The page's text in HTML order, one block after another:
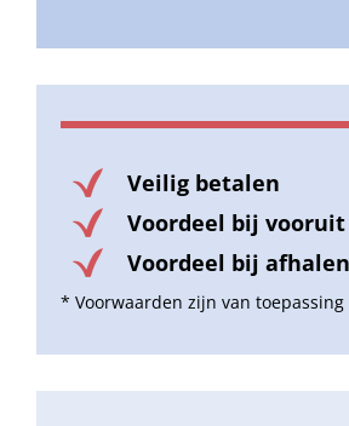
Veilig betalen
Voordeel bij
Voordeel bij
* Voorwaarden zijn van toepassing